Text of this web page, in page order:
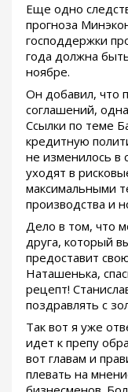
Еще одно
прогноза
господдержки
года должна
ноябре.
Он добавил, что
соглашений,
Ссылки по теме
кредитную
не изменилось в
уходят в
максимальными
производства и
Дело в том, что
друга, который
предоставит
Наташенька,
рецепт!
поздравлять с
Так вот я уже
идет к препу
вот главам и
плевать на